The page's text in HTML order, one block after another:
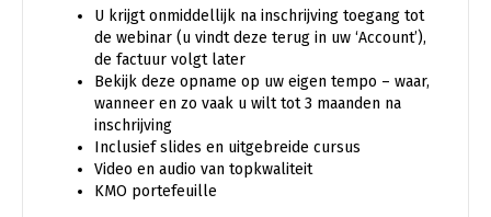
U krijgt onmiddellijk na inschrijving toegang tot
de webinar (u vindt deze terug in uw ‘Account’),
de factuur volgt later
Bekijk deze opname op uw eigen tempo – waar,
wanneer en zo vaak u wilt tot 3 maanden na
inschrijving
Inclusief slides en uitgebreide cursus
Video en audio van topkwaliteit
KMO portefeuille